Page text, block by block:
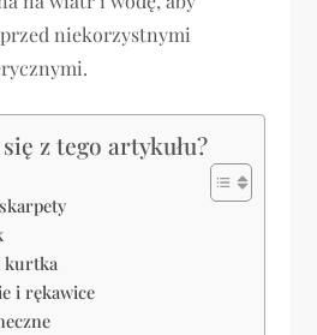
niekorzystnymi
z tego artykułu?
kurtka
i rękawice